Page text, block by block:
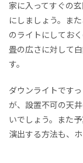
家に入ってすぐの
にしましょう。ま
のライトにしてお
畳の広さに対して
す。
ダウンライトです
が、設置不可の天
いでしょう。また
演出する方法も、